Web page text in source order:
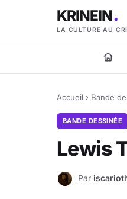
KRINEIN
LA CULTURE AU
Accueil › Bande
BANDE DESSINÉE
Lewis
I Par